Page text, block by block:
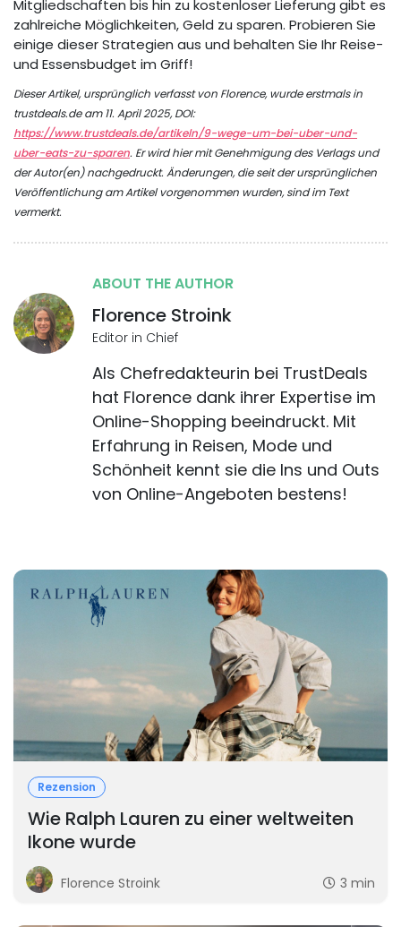
Mitgliedschaften bis hin zu kostenloser Lieferung gibt es
zahlreiche Möglichkeiten, Geld zu sparen. Probieren Sie
einige dieser Strategien aus und behalten Sie Ihr Reise-
und Essensbudget im Griff!
Dieser Artikel, ursprünglich verfasst von Florence, wurde erstmals in
trustdeals.de am 11. April 2025, DOI:
https://www.trustdeals.de/artikeln/9-wege-um-bei-uber-und-
uber-eats-zu-sparen. Er wird hier mit Genehmigung des Verlags und
der Autor(en) nachgedruckt. Änderungen, die seit der ursprünglichen
Veröffentlichung am Artikel vorgenommen wurden, sind im Text
vermerkt.
ABOUT THE AUTHOR
Florence Stroink
Editor in Chief
Als Chefredakteurin bei TrustDeals
hat Florence dank ihrer Expertise im
Online-Shopping beeindruckt. Mit
Erfahrung in Reisen, Mode und
Schönheit kennt sie die Ins und Outs
von Online-Angeboten bestens!
Rezension
Wie Ralph Lauren zu einer weltweiten
Ikone wurde
Florence Stroink 3 min